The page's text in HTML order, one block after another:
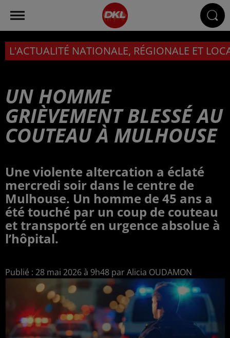
L'ACTUALITÉ NATIONALE, RÉGIONALE ET
UN HOMME
GRIÈVEMENT BLESSÉ AU
COUTEAU À MULHOUSE
Une violente altercation a éclaté
mercredi soir dans le centre de
Mulhouse. Un homme de 45 ans a
été touché par un coup de couteau
et transporté en urgence absolue à
l’hôpital.
Publié : 28 mai 2026 à 9h48 par Alicia OUDAMON